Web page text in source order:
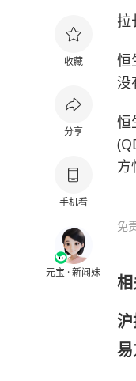
收藏
分享
手机看
元宝 · 新闻妹
拉
恒
没
恒
方
免